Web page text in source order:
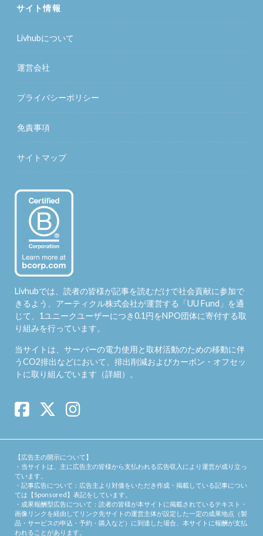
サイト情報
Livhubについて
運営会社
プライバシーポリシー
免責事項
サイトマップ
Livhubでは、読者の皆様が記事を読むだけで社会貢献に参加で
きるよう、アーティクル株式会社が運営する「UU Fund 」を通
じて、1ユニークユーザーにつき0.1円をNPO団体に寄付する取
り組みを行っています。
当サイトは、サーバーの電力使用と取材活動のための移動に伴
うCO2排出などにおいて、排出削減およびカーボン・オフセッ
トに取り組んでいます（詳細）。
【広告主の開示について】
・当サイトは、主に広告主の皆様から支払われる広告収入により運営が成り立っ
ています。
・記事広告について：広告主より対価をいただき作成・掲載している記事につい
ては【Sponsored】表記をしています。
・成果報酬型広告について：読者の皆様が本サイトに掲載されているテキスト・
画像リンクを経由してリンク先サイトの運営主体が設定した一定の成果地点（製
品・サービスの申込・予約・購入など）に到達した場合、本サイトに報酬が支払
われることがあります。